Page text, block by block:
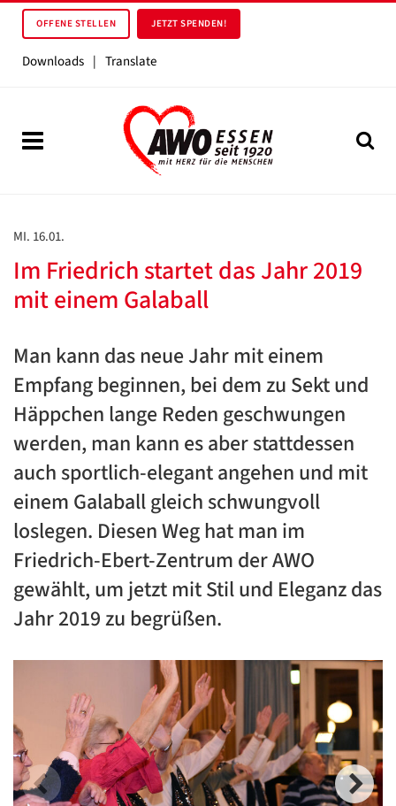
OFFENE STELLEN JETZT SPENDEN!
Downloads | Translate
MI. 16.01.
Im Friedrich startet das Jahr 2019
mit einem Galaball
Man kann das neue Jahr mit einem
Empfang beginnen, bei dem zu Sekt und
Häppchen lange Reden geschwungen
werden, man kann es aber stattdessen
auch sportlich-elegant angehen und mit
einem Galaball gleich schwungvoll
loslegen. Diesen Weg hat man im
Friedrich-Ebert-Zentrum der AWO
gewählt, um jetzt mit Stil und Eleganz das
Jahr 2019 zu begrüßen.